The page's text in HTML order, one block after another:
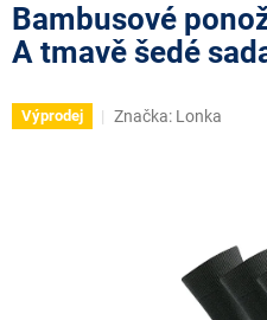
Bambusové
A tmavě šedé
Výprodej Značka: Lonka